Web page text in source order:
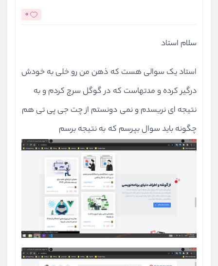
0
سلام استاد
استاد یک سوالی هست که ذهن من رو خلی به خودش
درگیر کرده و مدتهاست که در گوگل سرچ کردم و به
نتیجه ای نریسدم و نمی دونستم از چت جی پی تی هم
چگونه باید سوال بپرسم که به نتیجه برسم